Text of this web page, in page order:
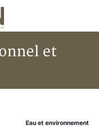
et
et
Eau et environnement